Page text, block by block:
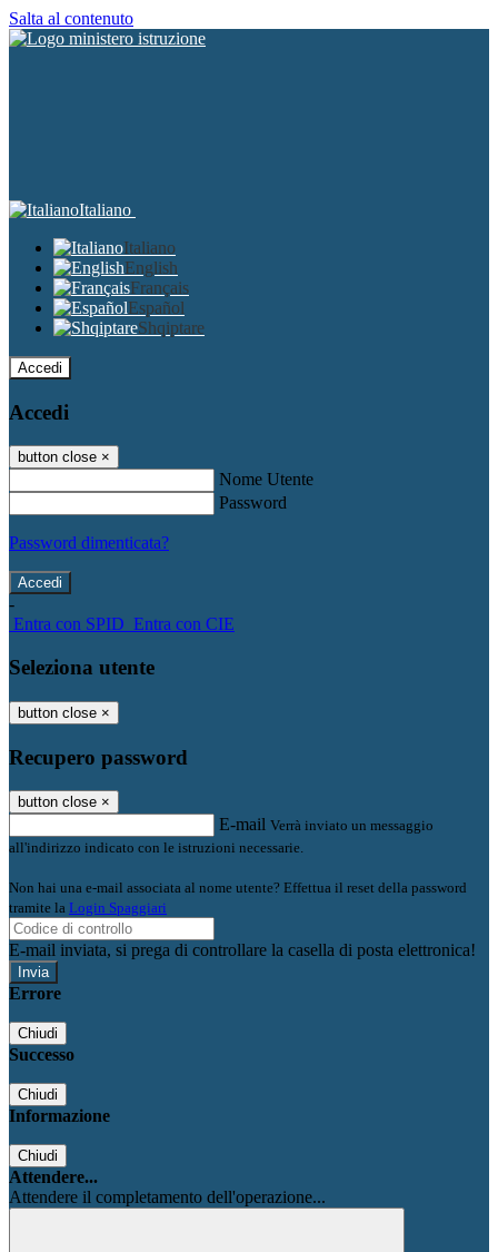
Salta al contenuto
Italiano
Italiano
English
Français
Español
Shqiptare
Accedi
Accedi
button close ×
Nome Utente
Password
Password dimenticata?
-
Entra con SPID Entra con CIE
Seleziona utente
button close ×
Recupero password
button close ×
E-mail Verrà inviato un messaggio
all'indirizzo indicato con le istruzioni necessarie.
Non hai una e-mail associata al nome utente? Effettua il reset della password
tramite la Login Spaggiari
E-mail inviata, si prega di controllare la casella di posta elettronica!
Errore
Chiudi
Successo
Chiudi
Informazione
Chiudi
Attendere...
Attendere il completamento dell'operazione...